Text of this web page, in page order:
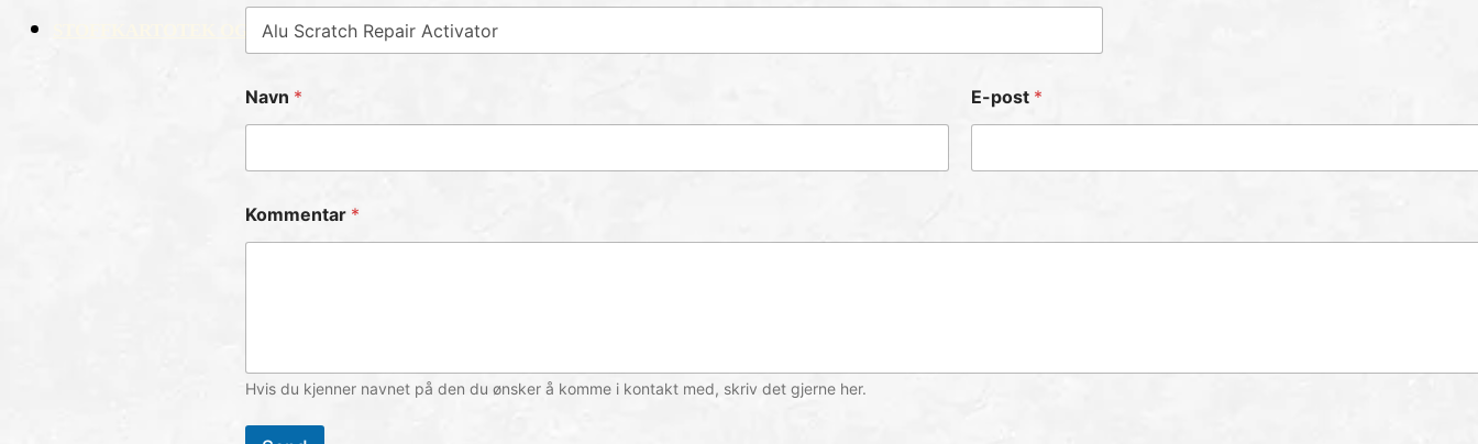
STOFFKARTOTEK OG RISIKOANALYSE
Navn * E-post *
Kommentar *
Hvis du kjenner navnet på den du ønsker å komme i kontakt med, skriv det gjerne her.